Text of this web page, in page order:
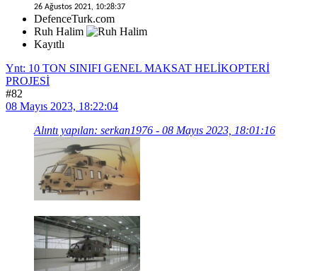
26 Ağustos 2021, 10:28:37
DefenceTurk.com
Ruh Halim
Kayıtlı
Ynt: 10 TON SINIFI GENEL MAKSAT HELİKOPTERİ
PROJESİ
#82
08 Mayıs 2023, 18:22:04
Alıntı yapılan: serkan1976 - 08 Mayıs 2023, 18:01:16